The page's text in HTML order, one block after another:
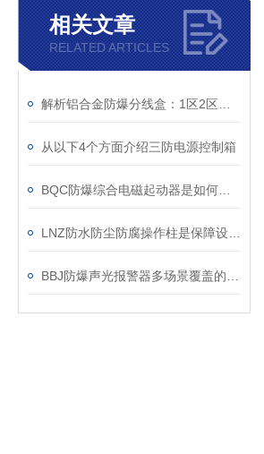
相关文章
RELATED ARTICLES
从以下4个方面介绍三防电源控制箱